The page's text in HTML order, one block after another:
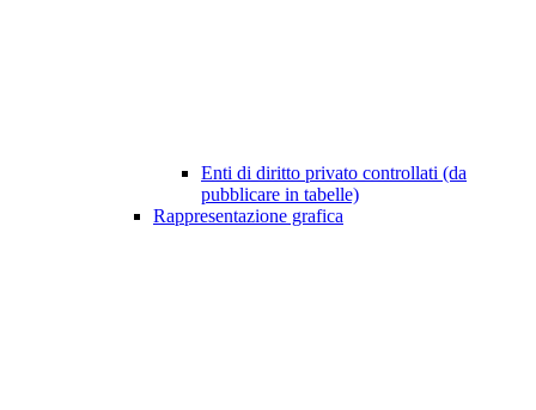
Enti di diritto privato controllati (da
pubblicare in tabelle)
Rappresentazione grafica